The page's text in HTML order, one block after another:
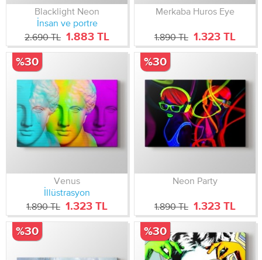
Blacklight Neon
İnsan ve portre
2.690 TL 1.883 TL
Merkaba Huros Eye
1.890 TL 1.323 TL
Venus
İllüstrasyon
1.890 TL 1.323 TL
%30
Neon Party
1.890 TL 1.323 TL
%30
%30 %30